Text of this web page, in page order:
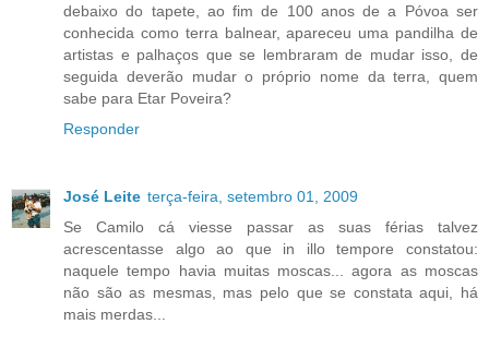
debaixo do tapete, ao fim de 100 anos de a Póvoa ser
conhecida como terra balnear, apareceu uma pandilha de
artistas e palhaços que se lembraram de mudar isso, de
seguida deverão mudar o próprio nome da terra, quem
sabe para Etar Poveira?
Responder
José Leite terça-feira, setembro 01, 2009
Se Camilo cá viesse passar as suas férias talvez
acrescentasse algo ao que in illo tempore constatou:
naquele tempo havia muitas moscas... agora as moscas
não são as mesmas, mas pelo que se constata aqui, há
mais merdas...